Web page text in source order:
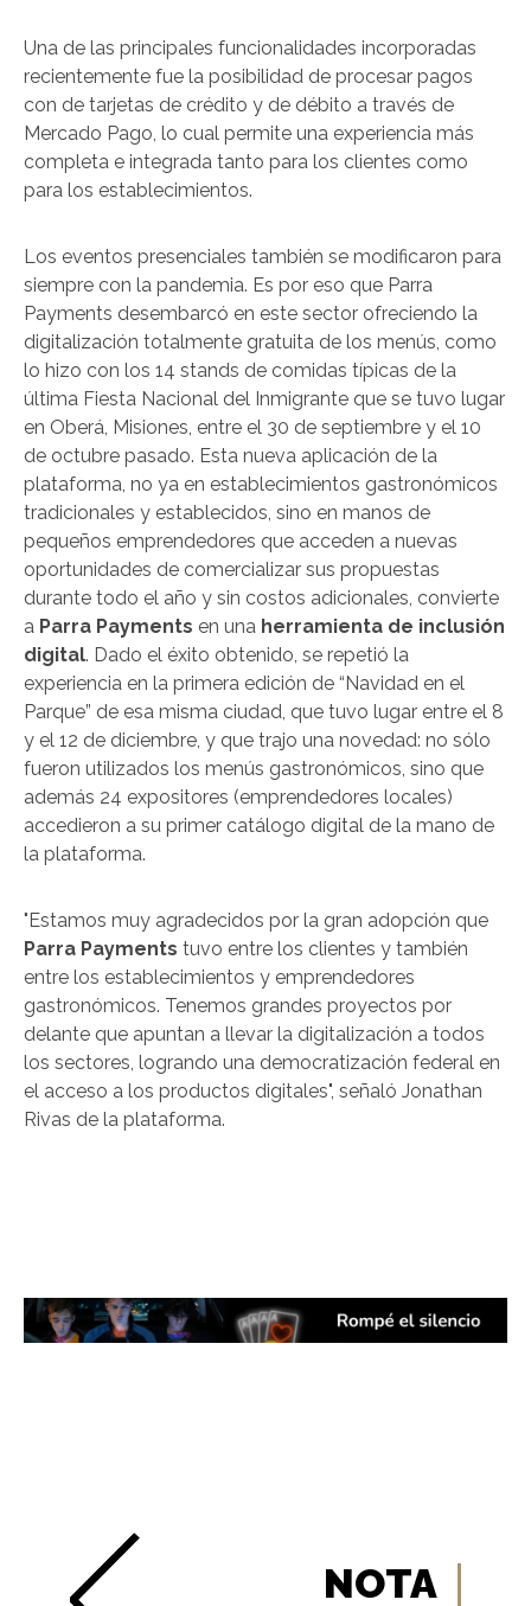
Una de las principales funcionalidades incorporadas
recientemente fue la posibilidad de procesar pagos
con de tarjetas de crédito y de débito a través de
Mercado Pago, lo cual permite una experiencia más
completa e integrada tanto para los clientes como
para los establecimientos.
Los eventos presenciales también se modificaron para
siempre con la pandemia. Es por eso que Parra
Payments desembarcó en este sector ofreciendo la
digitalización totalmente gratuita de los menús, como
lo hizo con los 14 stands de comidas típicas de la
última Fiesta Nacional del Inmigrante que se tuvo lugar
en Oberá, Misiones, entre el 30 de septiembre y el 10
de octubre pasado. Esta nueva aplicación de la
plataforma, no ya en establecimientos gastronómicos
tradicionales y establecidos, sino en manos de
pequeños emprendedores que acceden a nuevas
oportunidades de comercializar sus propuestas
durante todo el año y sin costos adicionales, convierte
a Parra Payments en una herramienta de inclusión
digital. Dado el éxito obtenido, se repetió la
experiencia en la primera edición de “Navidad en el
Parque” de esa misma ciudad, que tuvo lugar entre el 8
y el 12 de diciembre, y que trajo una novedad: no sólo
fueron utilizados los menús gastronómicos, sino que
además 24 expositores (emprendedores locales)
accedieron a su primer catálogo digital de la mano de
la plataforma.
"Estamos muy agradecidos por la gran adopción que
Parra Payments tuvo entre los clientes y también
entre los establecimientos y emprendedores
gastronómicos. Tenemos grandes proyectos por
delante que apuntan a llevar la digitalización a todos
los sectores, logrando una democratización federal en
el acceso a los productos digitales", señaló Jonathan
Rivas de la plataforma.
NOTA